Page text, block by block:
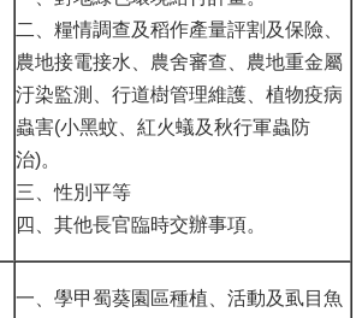
二、糧情調查及稻作產量評割及保險、
農地接電接水、農舍審查、農地重金屬
汙染監測、行道樹管理維護、植物疫病
蟲害(小黑蚊、紅火蟻及秋行軍蟲防
治)。
三、性別平等
四、其他長官臨時交辦事項。
一、學甲蜀葵園區種植、活動及虱目魚